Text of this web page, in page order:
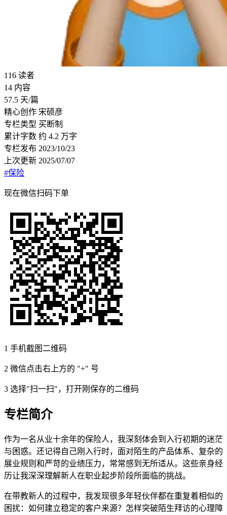
116 读者
14 内容
57.5 天/篇
精心创作 宋硕彦
专栏类型 买断制
累计字数 约 4.2 万字
专栏发布 2023/10/23
上次更新 2025/07/07
#保险
现在微信扫码下单
1 手机截图二维码
2 微信点击右上方的 "+" 号
3 选择"扫一扫"，打开刚保存的二维码
专栏简介
作为一名从业十余年的保险人，我深刻体会到入行初期的迷茫
与困惑。还记得自己刚入行时，面对陌生的产品体系、复杂的
展业规则和严苛的业绩压力，常常感到无所适从。这些亲身经
历让我深深理解新人在职业起步阶段所面临的挑战。
在带教新人的过程中，我发现很多年轻伙伴都在重复着相似的
困扰：如何建立稳定的客户来源？怎样突破陌生拜访的心理障